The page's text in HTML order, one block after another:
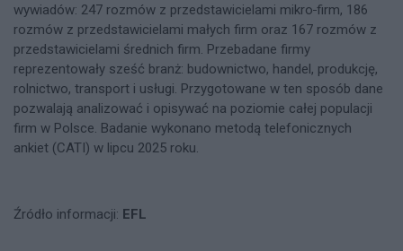
wywiadów: 247 rozmów z przedstawicielami mikro firm, 186
rozmów z przedstawicielami małych firm oraz 167 rozmów z
przedstawicielami średnich firm. Przebadane firmy
reprezentowały sześć branż: budownictwo, handel, produkcję,
rolnictwo, transport i usługi. Przygotowane w ten sposób dane
pozwalają analizować i opisywać na poziomie całej populacji
firm w Polsce. Badanie wykonano metodą telefonicznych
ankiet (CATI) w lipcu 2025 roku.
Źródło informacji: EFL